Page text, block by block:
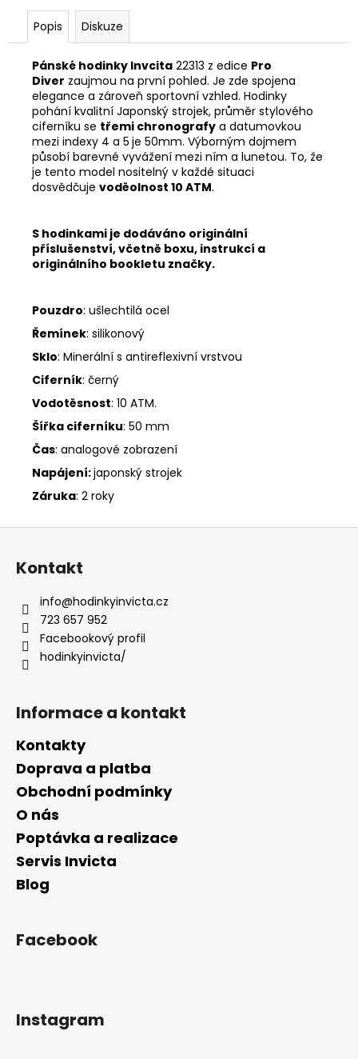
Popis Diskuze
Pánské hodinky Invcita 22313 z edice Pro
Diver zaujmou na první pohled. Je zde spojena
elegance a zároveň sportovní vzhled. Hodinky
pohání kvalitní Japonský strojek, průměr stylového
ciferníku se třemi chronografy a datumovkou
mezi indexy 4 a 5 je 50mm. Výborným dojmem
působí barevné vyvážení mezi ním a lunetou. To, že
je tento model nositelný v každé situaci
dosvědčuje voděolnost 10 ATM.
S hodinkami je dodáváno originální
příslušenství, včetně boxu, instrukcí a
originálního bookletu značky.
Pouzdro: ušlechtilá ocel
Řemínek: silikonový
Sklo: Minerální s antireflexivní vrstvou
Ciferník: černý
Vodotěsnost: 10 ATM.
Šířka ciferníku: 50 mm
Čas: analogové zobrazení
Napájení:japonský strojek
Záruka: 2 roky
Z
Kontakt
info@hodinkyinvicta.cz
723 657 952
Facebookový profil
hodinkyinvicta/
Informace a kontakt
Kontakty
Doprava a platba
Obchodní podmínky
O nás
Poptávka a realizace
Servis Invicta
Blog
Facebook
Instagram